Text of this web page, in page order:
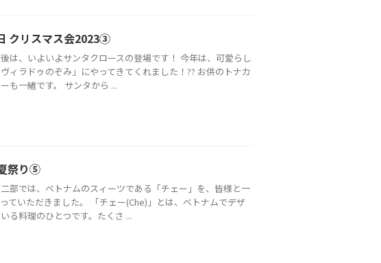
クリスマス会2023③
後は、いよいよサンタクロースの登場です！ 今年は、可愛らし
ィラドゥのぞみ」にやってきてくれました！?‍? お供のトナカ
も一緒です。 サンタから ...
祭り⑤
部では、ベトナムのスィーツである「チェー」を、皆様と一
ていただきました。 「チェー(Che)」とは、ベトナムでデザ
る料理のひとつです。たくさ ...